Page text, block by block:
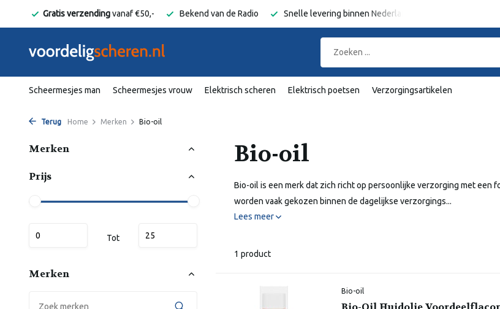
Gratis verzendingvanaf €50,- Bekend van de Radio Snelle levering binnen Nederland en België
Scheermesjes man Scheermesjes vrouw Elektrisch scheren Elektrisch poetsen Verzorgingsartikelen
Terug Home Merken Bio-oil
Merken
Prijs
Tot
Merken
Bio-oil
Bio-oil is een merk dat zich richt op persoonlijke verzorging met een
worden vaak gekozen binnen de dagelijkse verzorgings...
Lees meer
1 product
Bio-oil